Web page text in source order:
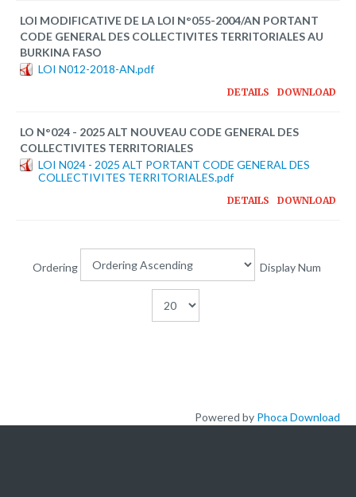
LOI MODIFICATIVE DE LA LOI N°055-2004/AN PORTANT
CODE GENERAL DES COLLECTIVITES TERRITORIALES AU
BURKINA FASO
LOI N012-2018-AN.pdf
DOWNLOAD
DETAILS
LO N°024 - 2025 ALT NOUVEAU CODE GENERAL DES
COLLECTIVITES TERRITORIALES
LOI N024 - 2025 ALT PORTANT CODE GENERAL DES
COLLECTIVITES TERRITORIALES.pdf
DOWNLOAD
DETAILS
Ordering Display Num
Powered by Phoca Download